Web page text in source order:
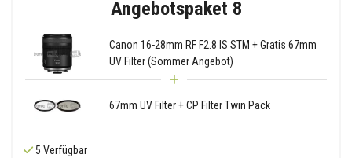
Angebotspaket 8
Canon 16-28mm RF F2.8 IS STM + Gratis 67mm
UV Filter (Sommer Angebot)
67mm UV Filter + CP Filter Twin Pack
5 Verfügbar